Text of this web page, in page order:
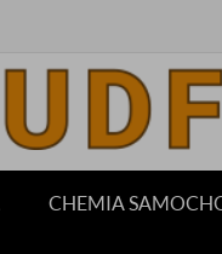
CHEMIA